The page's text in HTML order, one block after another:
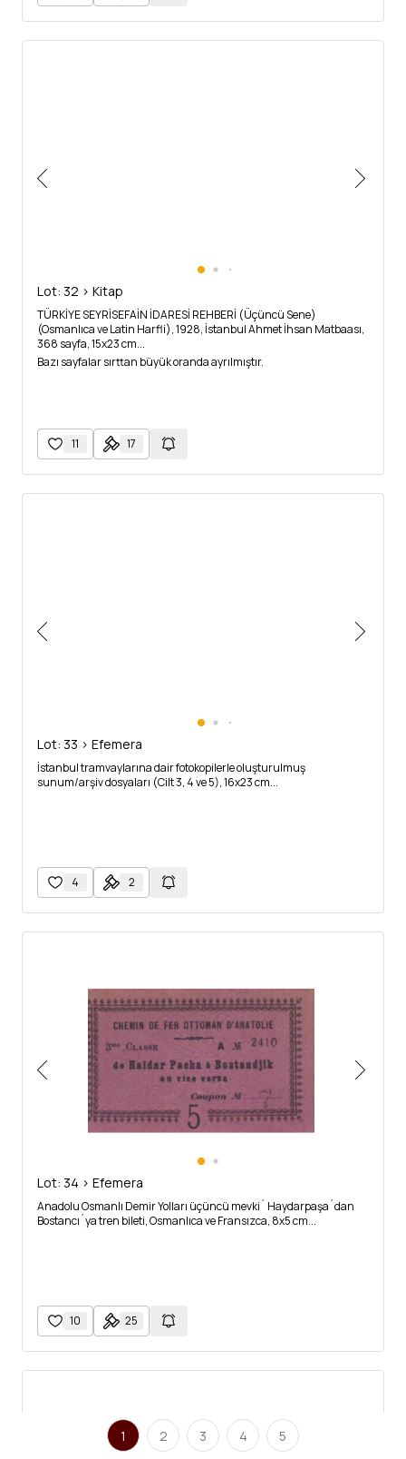
Lot: 32 > Kitap
TÜRKİYE SEYRİSEFAİN İDARESİ REHBERİ (Üçüncü Sene)
(Osmanlıca ve Latin Harfli), 1928, İstanbul Ahmet İhsan Matbaası,
368 sayfa, 15x23 cm...
Bazı sayfalar sırttan büyük oranda ayrılmıştır.
11 17
Lot: 33 > Efemera
İstanbul tramvaylarına dair fotokopilerle oluşturulmuş
sunum/arşiv dosyaları (Cilt 3, 4 ve 5), 16x23 cm...
4 2
Lot: 34 > Efemera
Anadolu Osmanlı Demir Yolları üçüncü mevki´ Haydarpaşa´dan
Bostancı´ya tren bileti, Osmanlıca ve Fransızca, 8x5 cm...
10 25
1 2 3 4 5